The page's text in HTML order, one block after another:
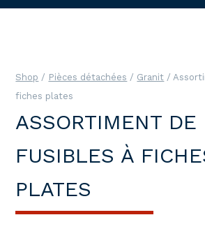
Shop / Pièces détachées / Granit /
fiches plates
ASSORTIMENT DE
FUSIBLES À
PLATES